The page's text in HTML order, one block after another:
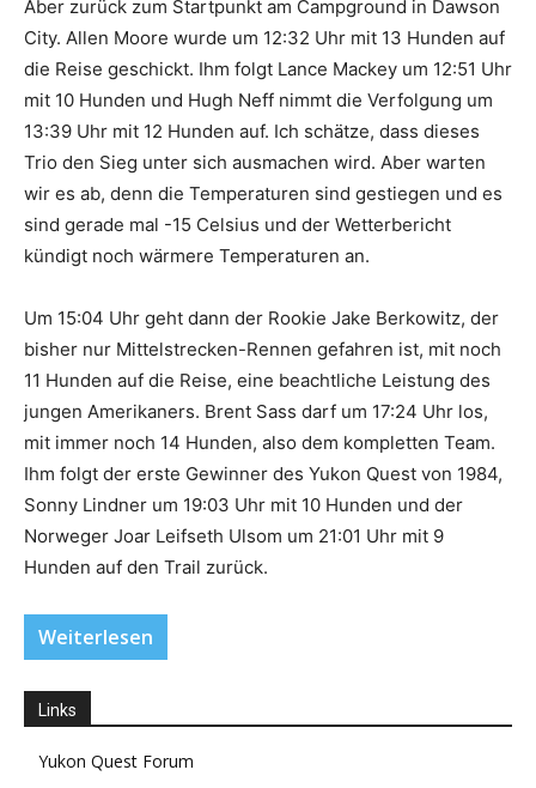
Aber zurück zum Startpunkt am Campground in Dawson
City. Allen Moore wurde um 12:32 Uhr mit 13 Hunden auf
die Reise geschickt. Ihm folgt Lance Mackey um 12:51 Uhr
mit 10 Hunden und Hugh Neff nimmt die Verfolgung um
13:39 Uhr mit 12 Hunden auf. Ich schätze, dass dieses
Trio den Sieg unter sich ausmachen wird. Aber warten
wir es ab, denn die Temperaturen sind gestiegen und es
sind gerade mal -15 Celsius und der Wetterbericht
kündigt noch wärmere Temperaturen an.
Um 15:04 Uhr geht dann der Rookie Jake Berkowitz, der
bisher nur Mittelstrecken-Rennen gefahren ist, mit noch
11 Hunden auf die Reise, eine beachtliche Leistung des
jungen Amerikaners. Brent Sass darf um 17:24 Uhr los,
mit immer noch 14 Hunden, also dem kompletten Team.
Ihm folgt der erste Gewinner des Yukon Quest von 1984,
Sonny Lindner um 19:03 Uhr mit 10 Hunden und der
Norweger Joar Leifseth Ulsom um 21:01 Uhr mit 9
Hunden auf den Trail zurück.
Weiterlesen
Links
Yukon Quest Forum